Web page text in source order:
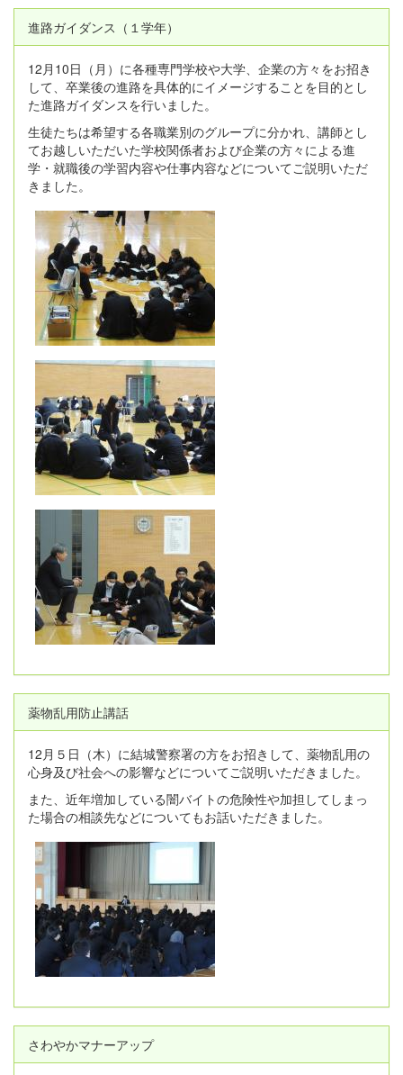
進路ガイダンス（１学年）
12月10日（月）に各種専門学校や大学、企業の方々をお招き
して、卒業後の進路を具体的にイメージすることを目的とし
た進路ガイダンスを行いました。
生徒たちは希望する各職業別のグループに分かれ、講師とし
てお越しいただいた学校関係者および企業の方々による進
学・就職後の学習内容や仕事内容などについてご説明いただ
きました。
薬物乱用防止講話
12月５日（木）に結城警察署の方をお招きして、薬物乱用の
心身及び社会への影響などについてご説明いただきました。
また、近年増加している闇バイトの危険性や加担してしまっ
た場合の相談先などについてもお話いただきました。
さわやかマナーアップ